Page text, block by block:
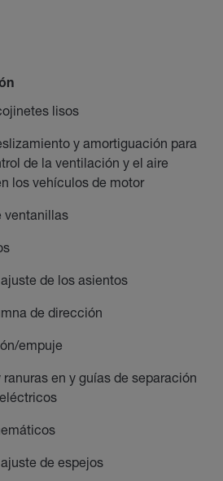
lisos
y amortiguación para
de la ventilación y el aire
los vehículos de motor
ventanillas
de los asientos
de dirección
empuje
en y guías de separación
de espejos